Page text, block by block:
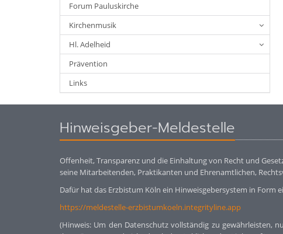
Forum Pauluskirche
Kirchenmusik
Hl. Adelheid
Prävention
Links
Hinweisgeber-Meldestelle
Offenheit, Transparenz und die Einhaltung von Recht und
seine Mitarbeitenden, Praktikanten und Ehrenamtlichen,
Dafür hat das Erzbistum Köln ein Hinweisgebersystem in Form
https://meldestelle-erzbistumkoeln.integrityline.app
(Hinweis: Um den Datenschutz vollständig zu gewährleisten,